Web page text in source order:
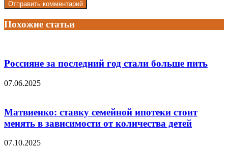
Похожие статьи
Россияне за последний год стали больше пить
07.06.2025
Матвиенко: ставку семейной ипотеки стоит
менять в зависимости от количества детей
07.10.2025